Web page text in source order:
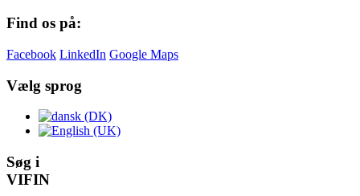
Find os på:
Facebook LinkedIn Google Maps
Vælg sprog
Søg i
VIFIN